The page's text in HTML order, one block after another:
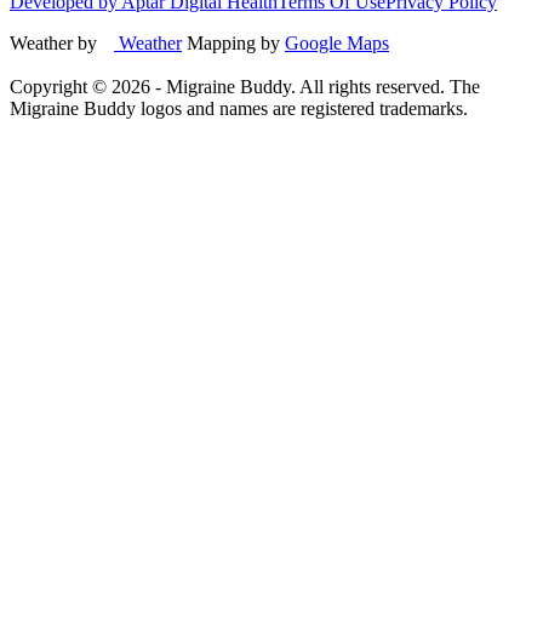
Weather by
WeatherMapping by Google Maps
Copyright © 2026 - Migraine Buddy. All rights reserved. The
Migraine Buddy logos and names are registered trademarks.